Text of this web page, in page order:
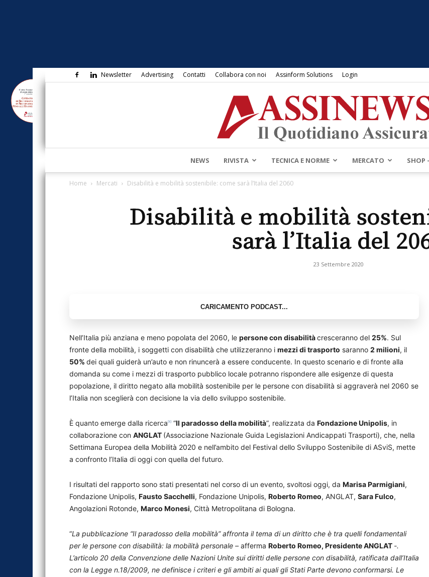
Newsletter Advertising Contatti Collabora con noi Assinform Solutions Login
Assinews.it
NEWS RIVISTA TECNICA E NORME MERCATO SHOP
Home Mercati Disabilità e mobilità sostenibile: come sarà l’Italia del 2060
Disabilità e mobilità
sarà l’Italia del
23 Settembre 2020
Nell’Italia più anziana e meno popolata del 2060, le persone con disabilitàcresceranno del 25%. Sul
fronte della mobilità, i soggetti con disabilità che utilizzeranno i mezzi di trasporto saranno 2 milioni, il
50% dei quali guiderà un’auto e non rinuncerà a essere conducente. In questo scenario e di fronte alla
domanda su come i mezzi di trasporto pubblico locale potranno rispondere alle esigenze di questa
popolazione, il diritto negato alla mobilità sostenibile per le persone con disabilità si aggraverà nel 2060 se
l’Italia non sceglierà con decisione la via dello sviluppo sostenibile.
È quanto emerge dalla ricerca [1] “Il paradosso della mobilità”, realizzata da Fondazione Unipolis, in
collaborazione con ANGLAT (Associazione Nazionale Guida Legislazioni Andicappati Trasporti), che, nella
Settimana Europea della Mobilità 2020 e nell’ambito del Festival dello Sviluppo Sostenibile di ASviS, mette
a confronto l’Italia di oggi con quella del futuro.
I risultati del rapporto sono stati presentati nel corso di un evento, svoltosi oggi, da Marisa Parmigiani,
Fondazione Unipolis, Fausto Sacchelli, Fondazione Unipolis, Roberto Romeo, ANGLAT, Sara Fulco,
Angolazioni Rotonde, Marco Monesi, Città Metropolitana di Bologna.
“La pubblicazione “Il paradosso della mobilità” affronta il tema di un diritto che è tra quelli fondamentali
per le persone con disabilità: la mobilità personale – afferma Roberto Romeo, Presidente ANGLAT -.
L’articolo 20 della Convenzione delle Nazioni Unite sui diritti delle persone con disabilità, ratificata dall’Italia
con la Legge n.18/2009, ne definisce i criteri e gli ambiti ai quali gli Stati Parte devono conformarsi. Le